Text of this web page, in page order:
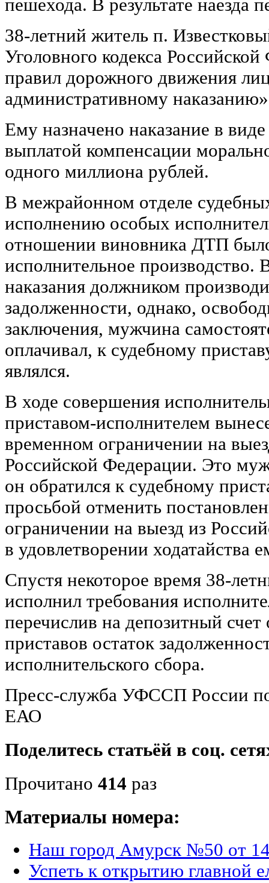
пешехода. В результате наезда
38-летний житель п.
Уголовного кодекса
правил дорожного движения
административному
Ему назначено наказание в
выплатой компенсации
одного миллиона рублей.
В межрайонном отделе
исполнению особых
отношении виновника ДТП
исполнительное производство.
наказания должником
задолженности, однако,
заключения, мужчина
оплачивал, к судебному
являлся.
В ходе совершения
приставом-исполнителем
временном ограничении на
Российской Федерации. Это
он обратился к судебному
просьбой отменить
ограничении на выезд из
в удовлетворении ходатайства
Спустя некоторое время 38-
исполнил требования
перечислив на депозитный счет
приставов остаток
исполнительского сбора.
Пресс-служба УФССП России
ЕАО
Поделитесь статьёй в соц.
Прочитано 414 раз
Материалы номера:
Наш город Амурск №50 от 14
Успеть к открытию главной